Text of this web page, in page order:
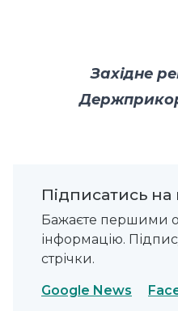
Західне
Підписатись
Бажаєте першими
інформацію.
стрічки.
Google News